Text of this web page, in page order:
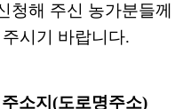
청해 주신 농가분들
시기 바랍니다.
소지(도로명주소)